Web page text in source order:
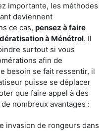
importante, les méthodes
deviennent
ce cas, pensez à faire
à Ménétrol. Il
surtout si vous
afin de
besoin se fait ressentir, il
puisse se déplacer
que faire appel à des
nombreux avantages :
invasion de rongeurs dans